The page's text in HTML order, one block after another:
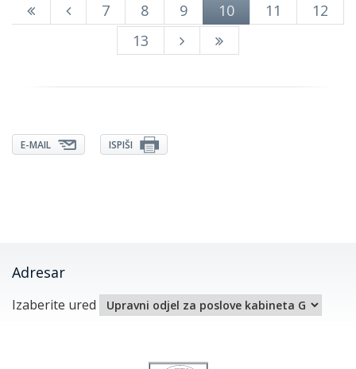
7 8 9 10 11
12
13
E-MAIL ISPIŠI
Adresar
Izaberite ured